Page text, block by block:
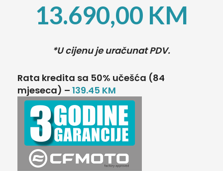
13.690,00 KM
*U cijenu je uračunat PDV.
Rata kredita sa 50% učešća (84
mjeseca) – 139.45 KM